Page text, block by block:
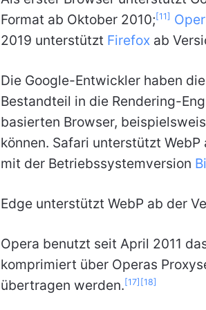
Format ab Oktober 2010;[11]
2019 unterstützt Firefoxab
Die Google-Entwickler haben
Bestandteil in die Rendering-
basierten Browser,
können. Safari unterstützt WebP
mit der Betriebssystemversion
Edge unterstützt WebP ab der
Opera benutzt seit April 2011
komprimiert über Operas
übertragen werden.[17] [18]